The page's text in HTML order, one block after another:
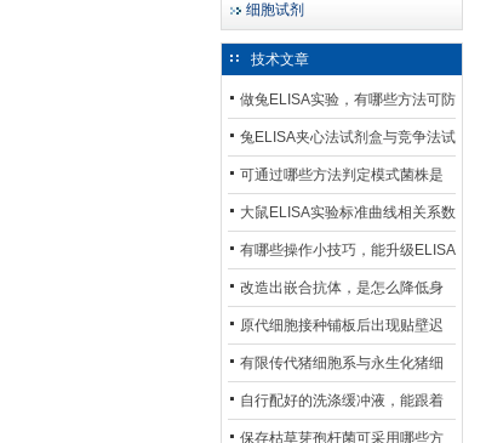
细胞试剂
技术文章
做兔ELISA实验，有哪些方法可防
止平台效应发生？
兔ELISA夹心法试剂盒与竞争法试
剂盒，适用检测场景存在哪些差
异？
可通过哪些方法判定模式菌株是
否存在杂菌污染？
大鼠ELISA实验标准曲线相关系数
偏低，可从哪些维度开展问题排
查？
有哪些操作小技巧，能升级ELISA
的LOD与LOQ性能？
改造出嵌合抗体，是怎么降低身
体生成抗鼠抗体（HAMA）的？
原代细胞接种铺板后出现贴壁迟
缓、悬浮细胞数量偏多的现象的
主要诱因
有限传代猪细胞系与永生化猪细
胞系，二者在增殖存活周期上有
什么区别？
自行配好的洗涤缓冲液，能跟着
试剂盒原装干粉放一处储存吗？
保存枯草芽孢杆菌可采用哪些方